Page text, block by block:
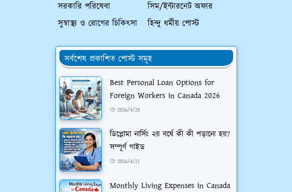
সরকারি পরিষেবা
সিম/ইন্টারনেট অফার
সুস্বাস্থ্য ও রোগের চিকিৎসা
হিন্দু ধর্মীয় পোস্ট
সর্বশেষ প্রকাশিত পোস্ট সমূহ
Best Personal Loan Options for
Foreign Workers in Canada 2026
2026/4/28
ডিপ্লোমা নার্সিং ২য় বর্ষে কী কী পড়ানো হয়?
সম্পূর্ণ গাইড
2026/4/21
Monthly Living Expenses in Canada